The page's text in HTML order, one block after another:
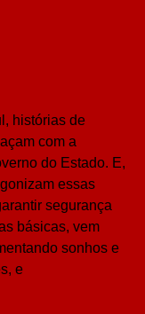
histórias de
com a
do Estado. E,
essas
segurança
básicas, vem
sonhos e
e